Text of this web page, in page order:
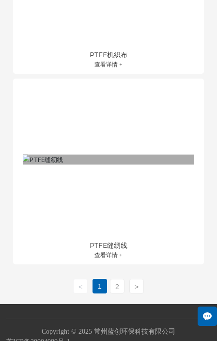
PTFE机织布
查看详情 +
PTFE缝纫线
查看详情 +
< 1 2 >
Copyright © 2025 常州蓝创环保科技有限公司